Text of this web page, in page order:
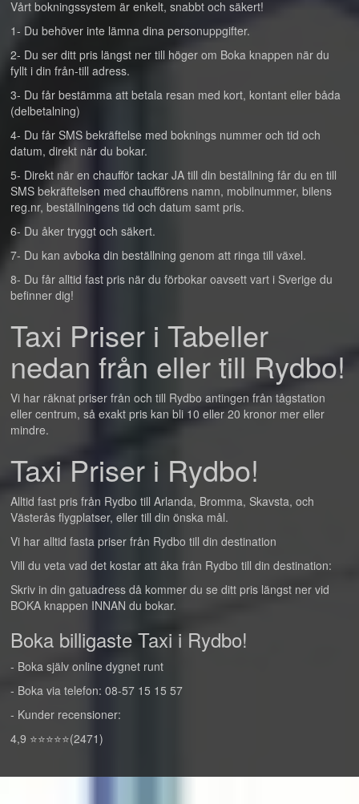
Vårt bokningssystem är enkelt, snabbt och säkert!
1- Du behöver inte lämna dina personuppgifter.
2- Du ser ditt pris längst ner till höger om Boka knappen när du
fyllt i din från-till adress.
3- Du får bestämma att betala resan med kort, kontant eller båda
(delbetalning)
4- Du får SMS bekräftelse med boknings nummer och tid och
datum, direkt när du bokar.
5- Direkt när en chaufför tackar JA till din beställning får du en till
SMS bekräftelsen med chaufförens namn, mobilnummer, bilens
reg.nr, beställningens tid och datum samt pris.
6- Du åker tryggt och säkert.
7- Du kan avboka din beställning genom att ringa till växel.
8- Du får alltid fast pris när du förbokar oavsett vart i Sverige du
befinner dig!
Taxi Priser i Tabeller
nedan från eller till Rydbo!
Vi har räknat priser från och till Rydbo antingen från tågstation
eller centrum, så exakt pris kan bli 10 eller 20 kronor mer eller
mindre.
Taxi Priser i Rydbo!
Alltid fast pris från Rydbo till Arlanda, Bromma, Skavsta, och
Västerås flygplatser, eller till din önska mål.
Vi har alltid fasta priser från Rydbo till din destination
Vill du veta vad det kostar att åka från Rydbo till din destination:
Skriv in din gatuadress då kommer du se ditt pris längst ner vid
BOKA knappen INNAN du bokar.
Boka billigaste Taxi i Rydbo!
- Boka själv online dygnet runt
- Boka via telefon: 08-57 15 15 57
- Kunder recensioner:
4,9 ⭐⭐⭐⭐⭐(2471)